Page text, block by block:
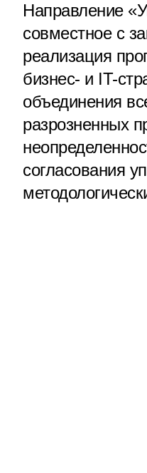
Направление
совместное с
реализация
бизнес- и IT-
объединения
разрозненных
согласования